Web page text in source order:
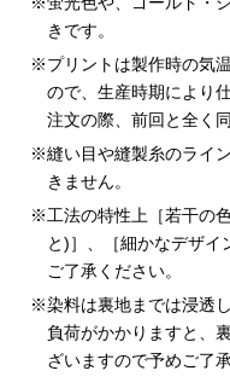
きです。
プリントは製作時の気
ので、生産時期により
注文の際、前回と全く
縫い目や縫製糸のライ
きません。
工法の特性上［若干の
と)］、［細かなデザイ
ご了承ください。
染料は裏地までは浸透
負荷がかかりますと、
ざいますので予めご了